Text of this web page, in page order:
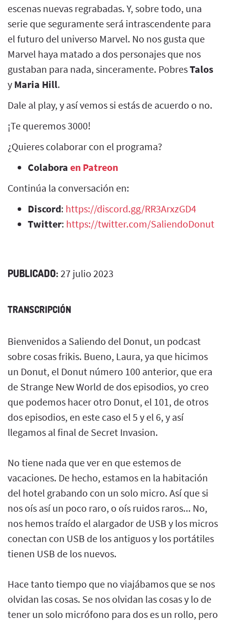
escenas nuevas regrabadas. Y, sobre todo, una
serie que seguramente será intrascendente para
el futuro del universo Marvel. No nos gusta que
Marvel haya matado a dos personajes que nos
gustaban para nada, sinceramente. PobresTalos
y Maria Hill.
Dale al play, y así vemos si estás de acuerdo o no.
¡Te queremos 3000!
¿Quieres colaborar con el programa?
Colabora en Patreon
Continúa la conversación en:
Discord: https://discord.gg/RR3ArxzGD4
Twitter: https://twitter.com/SaliendoDonut
PUBLICADO: 27 julio 2023
TRANSCRIPCIÓN
Bienvenidos a Saliendo del Donut, un podcast
sobre cosas frikis. Bueno, Laura, ya que hicimos
un Donut, el Donut número 100 anterior, que era
de Strange New World de dos episodios, yo creo
que podemos hacer otro Donut, el 101, de otros
dos episodios, en este caso el 5 y el 6, y así
llegamos al final de Secret Invasion.
No tiene nada que ver en que estemos de
vacaciones. De hecho, estamos en la habitación
del hotel grabando con un solo micro. Así que si
nos oís así un poco raro, o oís ruidos raros... No,
nos hemos traído el alargador de USB y los micros
conectan con USB de los antiguos y los portátiles
tienen USB de los nuevos.
Hace tanto tiempo que no viajábamos que se nos
olvidan las cosas. Se nos olvidan las cosas y lo de
tener un solo micrófono para dos es un rollo, pero